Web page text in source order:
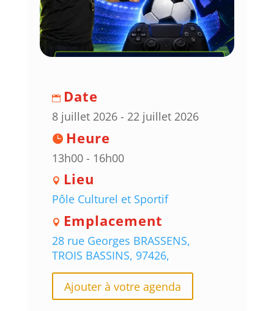
Date
8 juillet 2026 - 22 juillet 2026
Heure
13h00 - 16h00
Lieu
Pôle Culturel et Sportif
Emplacement
28 rue Georges BRASSENS,
TROIS BASSINS, 97426,
Ajouter à votre agenda